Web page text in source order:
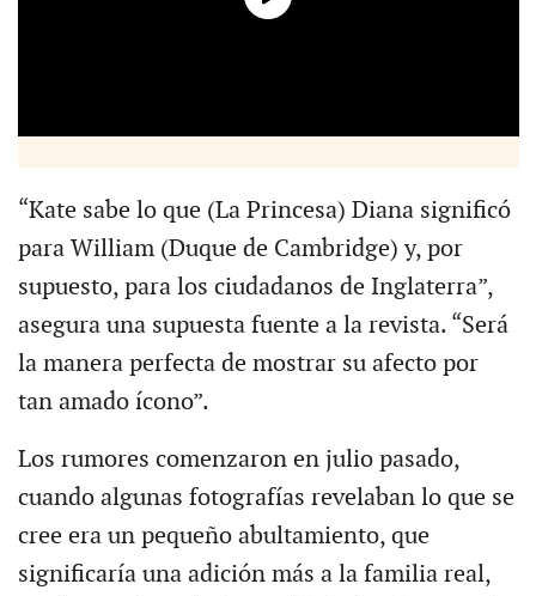
“Kate sabe lo que (La Princesa) Diana significó
para William (Duque de Cambridge) y, por
supuesto, para los ciudadanos de Inglaterra”,
asegura una supuesta fuente a la revista. “Será
la manera perfecta de mostrar su afecto por
tan amado ícono”.
Los rumores comenzaron en julio pasado,
cuando algunas fotografías revelaban lo que se
cree era un pequeño abultamiento, que
significaría una adición más a la familia real,